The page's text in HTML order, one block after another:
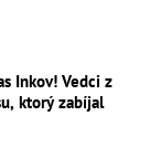
Inkov! Vedci z
ktorý zabíjal